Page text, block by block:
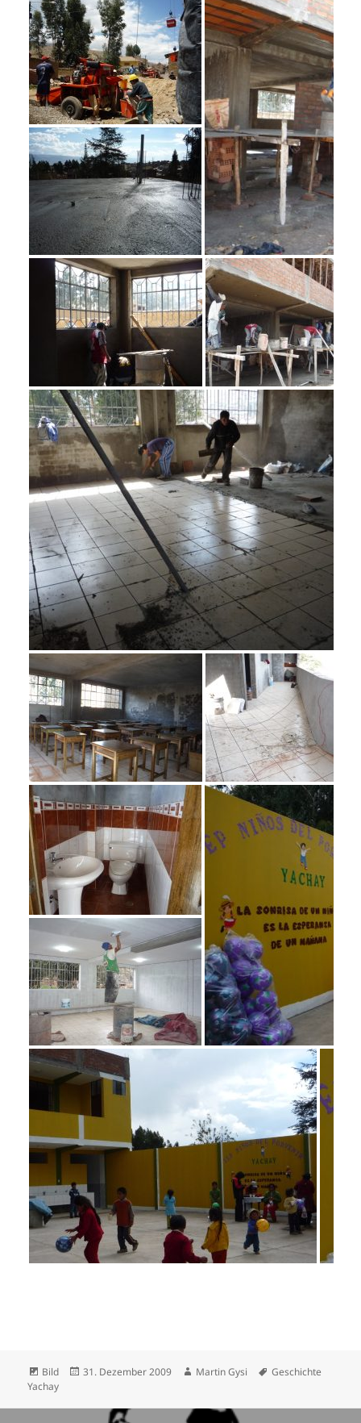
Format
Bild
Posted
31. Dezember 2009 Author
Martin Gysi Tags
Geschichte
Yachay